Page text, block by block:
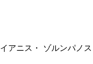
イアニス・ ゾルンパノス